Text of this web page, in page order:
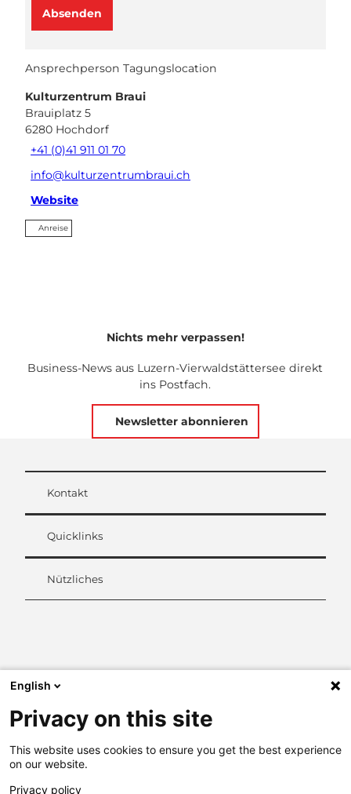
Absenden
Ansprechperson Tagungslocation
Kulturzentrum Braui
Brauiplatz 5
6280 Hochdorf
+41 (0)41 911 01 70
info@kulturzentrumbraui.ch
Website
Anreise
Nichts mehr verpassen!
Business-News aus Luzern-Vierwaldstättersee direkt
ins Postfach.
Newsletter abonnieren
Kontakt
Quicklinks
Nützliches
d
I
English
Privacy on this site
This website uses cookies to ensure you get the best experience
on our website.
Privacy policy